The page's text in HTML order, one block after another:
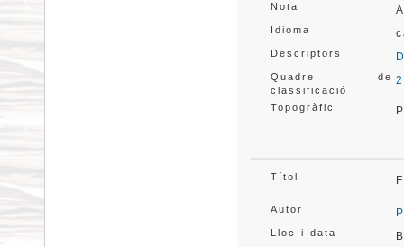
Nota
Idioma
Descriptors
Quadre de
classificació
Topogràfic
Títol
Autor
Lloc i data